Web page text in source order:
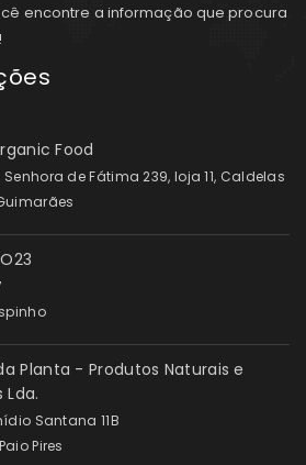
encontre a informação que procura
Food
de Fátima 239, loja 11, Caldelas
Planta - Produtos Naturais e
Lda.
Santana 11B
Pires